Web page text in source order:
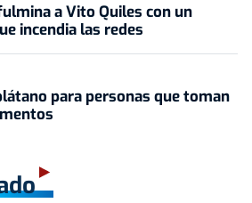
a Vito Quiles con un
incendia las redes
para personas que toman